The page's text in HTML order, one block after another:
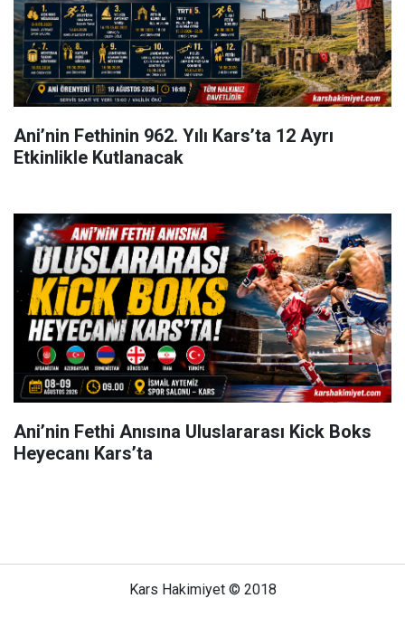
Ani’nin Fethinin 962. Yılı Kars’ta 12 Ayrı
Etkinlikle Kutlanacak
Ani’nin Fethi Anısına Uluslararası Kick Boks
Heyecanı Kars’ta
Kars Hakimiyet © 2018